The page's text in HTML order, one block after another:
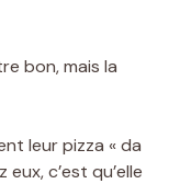
bon, mais la
leur pizza « da
c’est qu’elle